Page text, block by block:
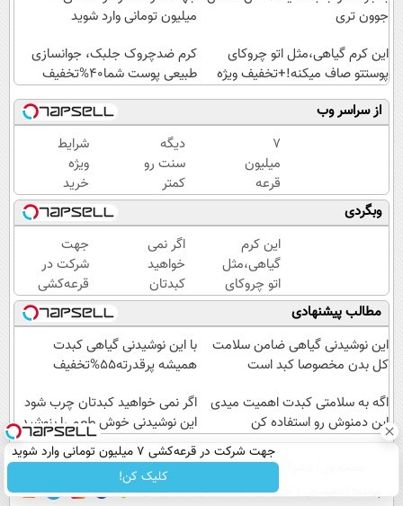
جوون تری
میلیون تومانی وارد شوید
این کرم گیاهی،مثل اتو چروکای
پوستتو صاف میکنه!+تخفیف ویژه
کرم ضدچروک جلبک، جوانسازی
طبیعی پوست شما40%تخفیف
از سراسر وب
7
میلیون
قرعه
کشی با
یک
پرسلاین
ساده
دیگه
سنت رو
کمتر
حدس
میزنن😉
کرم
ضدچروک
گیاهی👈🏻
45%تخفیف
شرایط
ویژه
خرید
کرم
بوتاکس
گیاهی
تا پایان
امشب!
وبگردی
این کرم
گیاهی،مثل
اتو چروکای
پوستتوصاف
میکنه!50%تخفیف
اگر نمی
خواهید
کبدتان
چرب
شود این
نوشیدنی
خوش
بنوشید
جهت
شرکت در
قرعه‌کشی
۷ میلیون
تومانی
وارد شوید
مطالب پیشنهادی
این نوشیدنی گیاهی ضامن سلامت
کل بدن مخصوصا کبد است
با این نوشیدنی گیاهی کبدت
همیشه پرقدرته55%تخفیف
اگه به سلامتی کبدت اهمیت میدی
این دمنوش رو استفاده کن
اگر نمی خواهید کبدتان چرب شود
این نوشیدنی خوش طعم را بنوشید
جهت شرکت در قرعه‌کشی ۷ میلیون تومانی وارد شوید
کلیک کن!
عصر ایران۲ درباره عصرایران تماس با ما
آب و هوا اوقات شرعی سواد زندگی